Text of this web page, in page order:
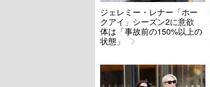
ジェレミー・レナー「ホー
クアイ」シーズン2に意欲
体は「事故前の150%以上の
状態」